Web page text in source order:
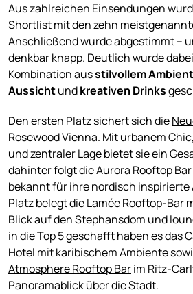
Aus zahlreichen Einsendungen
Shortlist mit den zehn
Anschließend wurde abgestimmt –
denkbar knapp. Deutlich wurde
Kombination ausstilvollem
Aussichtundkreativen Drinks
Den ersten Platz sichert sich die
Rosewood Vienna. Mit urbanem
und zentraler Lage bietet sie ein
dahinter folgt dieAurora Rooftop Bar
bekannt für ihre nordisch
Platz belegt dieLamée Rooftop-Bar
Blick auf den Stephansdom und
in die Top 5 geschafft haben es das
Hotel mit karibischem Ambiente
Atmosphere Rooftop Barim Ritz-
Panoramablick über die Stadt.